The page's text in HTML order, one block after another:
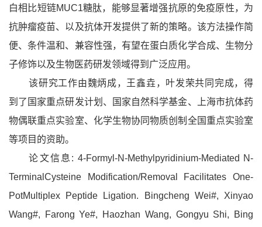
白相比短链MUC1糖肽，能够显著增强抗原的免疫原性，为
抗肿瘤疫苗、以及抗体开发提供了新的策略。该方法操作简
便、条件温和、兼容性强，有望在蛋白质化学合成、生物分
子修饰以及生物医药研发领域得到广泛应用。
该研究工作由魏炳成，王鑫垚，叶发荣共同完成，得
到了国家重点研发计划、国家自然科学基金、上海市抗体药
物偶联重点实验室、化学生物协同物质创制全国重点实验室
等项目的资助。
论文信息: 4-Formyl-N-Methylpyridinium-Mediated N-
TerminalCysteine Modification/Removal Facilitates One-
PotMultiplex Peptide Ligation. Bingcheng Wei#, Xinyao
Wang#, Farong Ye#, Haozhan Wang, Gongyu Shi, Bing